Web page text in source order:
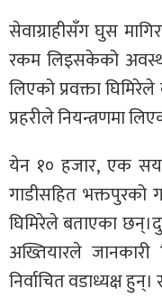
सेवाग्राहीसँग घुस
रकम लिइसकेको
लिएको प्रवक्ता
प्रहरीले नियन्त्रणमा
येन १० हजार, एक
गाडीसहित भक्तपुरको
घिमिरेले बताएका
अख्तियारले
निर्वाचित वडाध्यक्ष